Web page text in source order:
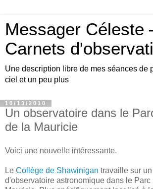
Messager Céleste
Carnets
Une description libre de mes séances de
ciel et un peu plus
10/13/2010
Un observatoire dans le
de la Mauricie
Voici une nouvelle intéressante.
Le Collège de Shawinigan travaille sur
d'observatoire astronomique dans le Parc